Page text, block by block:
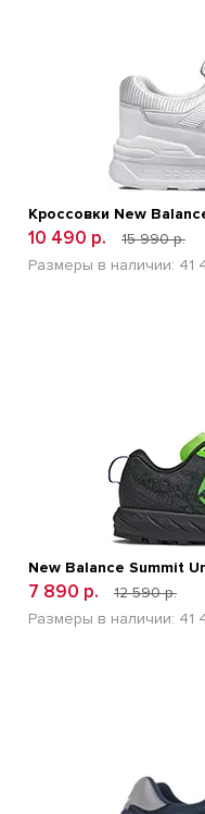
Кроссовки New
10 490 р.
15 990 р.
Размеры в наличии: 41
New Balance Summit
7 890 р.
12 590 р.
Размеры в наличии: 41